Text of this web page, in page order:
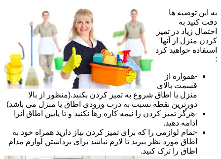
به این توصیه ها
دقت کنید به
احتمال زیاد در تمیز
کردن منزل از آنها
استفاده خواهید کرد
:
-همواره از
قسمت بالای
منزل یا اطاق شروع به تمیز کردن بکنید.(منظور از بالا
دورترین نقطه نسبت به درب ورودی اطاق یا منزل می باشد)
-هرگز تمیز کردن را نیمه کاره رها نکنید و تا پایین اطاق آنرا
ادامه دهید.
-تمام لوازمی را که برای تمیز کردن نیاز دارید همراه خود به
اطاق مورد نظر ببرید تا لازم نباشد برای برداشتن لوازم مدام
اطاق را ترک کنید.